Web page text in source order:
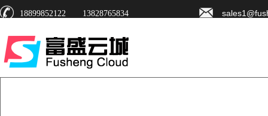
18899852122 13828765834